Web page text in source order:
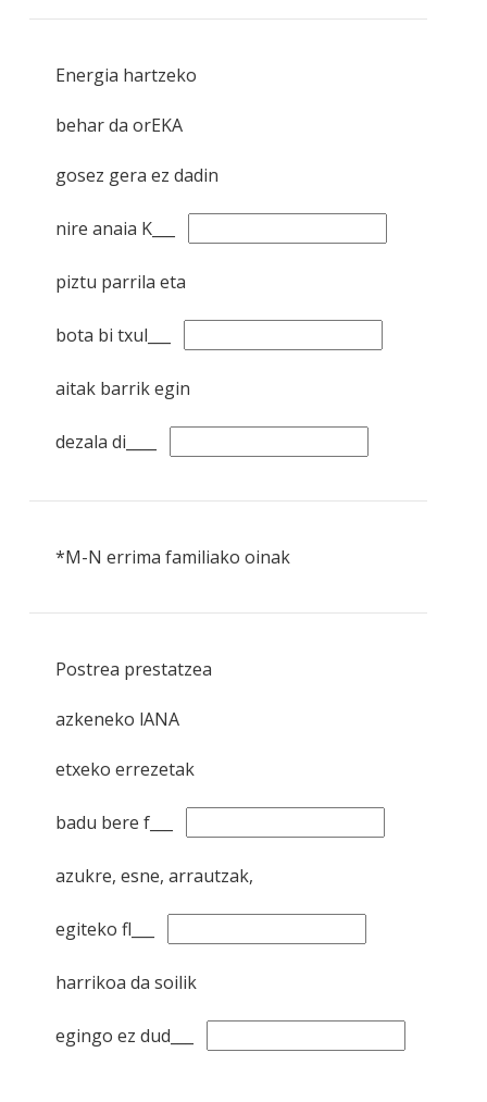
Energia hartzeko
behar da orEKA
gosez gera ez dadin
nire anaia K___
piztu parrila eta
bota bi txul___
aitak barrik egin
dezala di____
*M-N errima familiako oinak
Postrea prestatzea
azkeneko lANA
etxeko errezetak
badu bere f___
azukre, esne, arrautzak,
egiteko fl___
harrikoa da soilik
egingo ez dud___